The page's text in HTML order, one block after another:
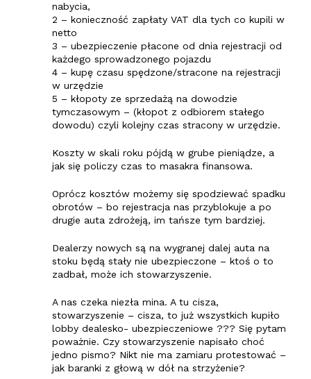
nabycia,
2 – konieczność zapłaty VAT dla tych co kupili w
netto
3 – ubezpieczenie płacone od dnia rejestracji od
każdego sprowadzonego pojazdu
4 – kupę czasu spędzone/stracone na rejestracji
w urzędzie
5 – kłopoty ze sprzedażą na dowodzie
tymczasowym – (kłopot z odbiorem stałego
dowodu) czyli kolejny czas stracony w urzędzie.
Koszty w skali roku pójdą w grube pieniądze, a
jak się policzy czas to masakra finansowa.
Oprócz kosztów możemy się spodziewać spadku
obrotów – bo rejestracja nas przyblokuje a po
drugie auta zdrożeją, im tańsze tym bardziej.
Dealerzy nowych są na wygranej dalej auta na
stoku będą stały nie ubezpieczone – ktoś o to
zadbał, może ich stowarzyszenie.
A nas czeka niezła mina. A tu cisza,
stowarzyszenie – cisza, to już wszystkich kupiło
lobby dealesko- ubezpieczeniowe ??? Się pytam
poważnie. Czy stowarzyszenie napisało choć
jedno pismo? Nikt nie ma zamiaru protestować –
jak baranki z głową w dół na strzyżenie?